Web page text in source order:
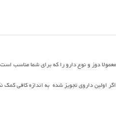
معمولا دوز و نوع دارو را که برای شما مناسب
اگر اولین داروی تجویز شده به اندازه کافی